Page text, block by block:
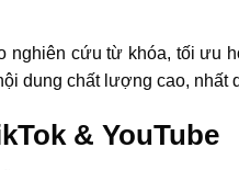
cứu từ khóa, tối ưu
dung chất lượng cao, nhất
& YouTube